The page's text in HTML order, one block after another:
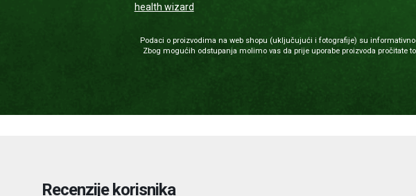
health wizard
Podaci o proizvodima na web shopu (uključujući i fotografije) su
Zbog mogućih odstupanja molimo vas da prije uporabe proizvoda pročitate
Recenzije korisnika